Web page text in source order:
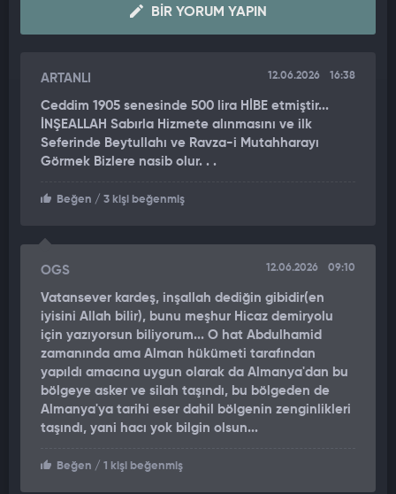
riskleri büyük ölçüde azaltacaktır." dedi.
Bölgedeki petrol, gübre ve hammadde ihracatında yaşanan
aksamaların küresel gıda ve enerji krizini tetiklediğine dikkat
çeken el-Seban, Suudi Arabistan'ın doğusundaki Abkayk'tan
batısındaki Yanbu limanına uzanan mevcut bir hattı olduğunu
el-Seban konuya, "Bu hattın kapasitesi günlük 7 milyon varil ile
demiryolu hattı, gübre, gıda, petrol ve gazın Umman, Ürdün ve
ulaştırılmasını sağlayacak. Bu hat, ihracat için güvenli bir
liman sunuyor." sözleriyle işaret etti.
Projenin 100 yılı aşkın süre önce inşa edilen tarihi Hicaz
Demiryolu'nu hatırlattığını anlatan el-Seban, bu adımın bölge
ülkeleri arasındaki siyasi ve ekonomik ilişkileri daha da
pekiştireceğini vurguladı.
"PROJE İKİ YIL İÇİNDE TAMAMLANACAK VE MALİYET YARI
YARIYA PAYLAŞILACAK"
BIR YORUM YAPIN
ARTANLI 12.06.2026 16:38
Ceddim 1905 senesinde 500 lira HİBE etmiştir...
İNŞEALLAH Sabırla Hizmete alınmasını ve ilk
Seferinde Beytullahı ve Ravza-i Mutahharayı
Görmek Bizlere nasib olur. . .
Beğen / 3 kişi beğenmiş
OGS 12.06.2026 09:10
Vatansever kardeş, inşallah dediğin gibidir(en
iyisini Allah bilir), bunu meşhur Hicaz demiryolu
için yazıyorsun biliyorum... O hat Abdulhamid
zamanında ama Alman hükümeti tarafından
yapıldı amacına uygun olarak da Almanya'dan bu
bölgeye asker ve silah taşındı, bu bölgeden de
Almanya'ya tarihi eser dahil bölgenin zenginlikleri
taşındı, yani hacı yok bilgin olsun...
Beğen / 1 kişi beğenmiş